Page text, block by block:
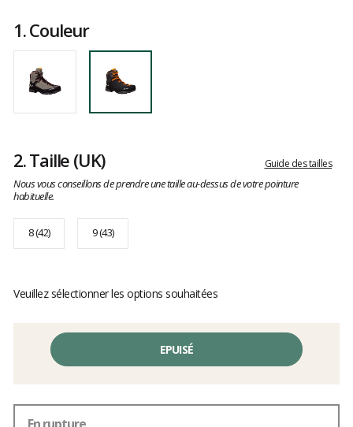
1.Couleur
2.Taille (UK) Guide des tailles
Nous vous conseillons de prendre une taille au-dessus de votre pointure
habituelle.
8 (42) 9 (43)
Veuillez sélectionner les options souhaitées
EPUISÉ